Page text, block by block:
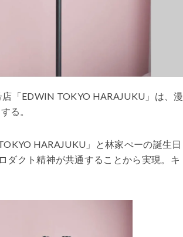
「EDWIN TOKYO HARAJUKU」は、漫
る。
HARAJUKU」と林家ぺーの誕生日
ダクト精神が共通することから実現。キ